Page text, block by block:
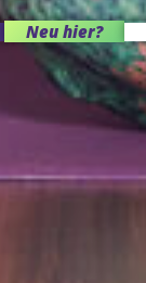
Neu hier?